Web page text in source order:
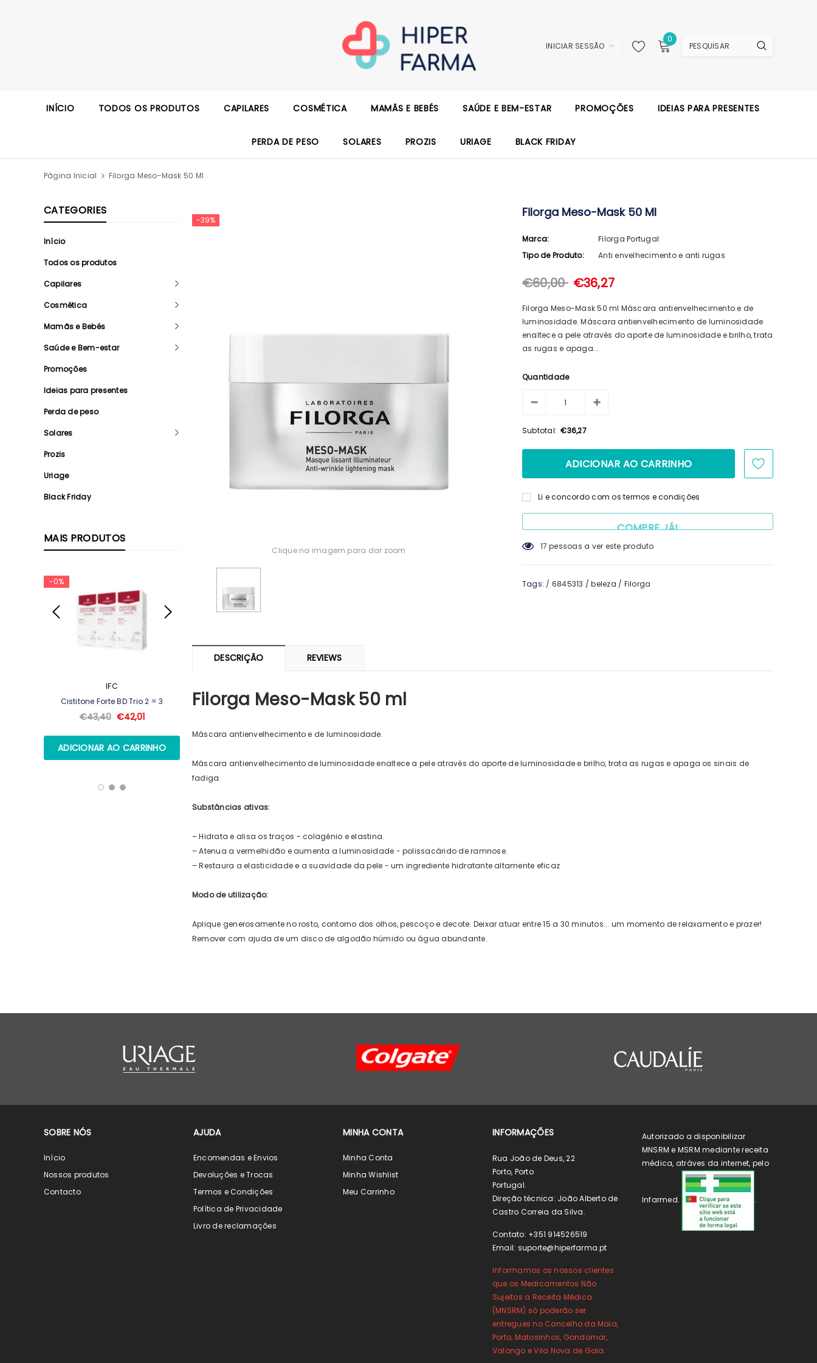
INICIAR SESSÃO
0
INÍCIO TODOS OS PRODUTOS CAPILARES COSMÉTICA MAMÃS E BEBÉS SAÚDE E BEM-ESTAR PROMOÇÕES IDEIAS PARA PRESENTES
PERDA DE PESO SOLARES PROZIS URIAGE BLACK FRIDAY
Página Inicial Filorga Meso-Mask 50 Ml
CATEGORIES
Início
Todos os produtos
Capilares
Cosmética
Mamãs e Bebés
Saúde e Bem-estar
Promoções
Ideias para presentes
Perda de peso
Solares
Prozis
Uriage
Black Friday
MAIS PRODUTOS
-0%
IFC
Cistitone Forte BD Trio 2 = 3
€43,40 €42,01
Arkopharma Stop Piolhos Loção
€15,69
SVR Spirial Deo Duche 400Ml +
-0%
-39%
Clique na imagem para dar zoom
Filorga Meso-Mask 50 Ml
Marca:
Filorga Portugal
Tipo de Produto:
Anti envelhecimento e anti rugas
€60,00 €36,27
Filorga Meso-Mask 50 ml Máscara antienvelhecimento e de
luminosidade. Máscara antienvelhecimento de luminosidade
enaltece a pele através do aporte de luminosidade e brilho, trata
as rugas e apaga...
Quantidade
Subtotal: €36,27
Li e concordo com os termos e condições
COMPRE JÁ!
17 pessoas a ver este produto
Tags: / 6845313 / beleza / Filorga
DESCRIÇÃO REVIEWS
Filorga Meso-Mask 50 ml
Máscara antienvelhecimento e de luminosidade.
Máscara antienvelhecimento de luminosidade enaltece a pele através do aporte de luminosidade e brilho, trata as rugas e apaga os sinais de
fadiga.
Substâncias ativas:
– Hidrata e alisa os traços - colagénio e elastina.
– Atenua a vermelhidão e aumenta a luminosidade - polissacárido de ramnose.
– Restaura a elasticidade e a suavidade da pele - um ingrediente hidratante altamente eficaz
Modo de utilização:
Aplique generosamente no rosto, contorno dos olhos, pescoço e decote. Deixar atuar entre 15 a 30 minutos... um momento de relaxamento e prazer!
Remover com ajuda de um disco de algodão húmido ou água abundante.
SOBRE NÓS
Início
Nossos produtos
Contacto
AJUDA
Encomendas e Envios
Devoluções e Trocas
Termos e Condições
Política de Privacidade
Livro de reclamações
MINHA CONTA
Minha Conta
Minha Wishlist
Meu Carrinho
INFORMAÇÕES
Rua João de Deus, 22
Porto, Porto
Portugal.
Direção técnica: João Alberto de
Castro Correia da Silva.
Contato: +351 914526519
Email: suporte@hiperfarma.pt
Informamos os nossos clientes
que os Medicamentos Não
Sujeitos a Receita Médica
(MNSRM) só poderão ser
entregues no Concelho da Maia,
Porto, Matosinhos, Gondomar,
Valongo e Vila Nova de Gaia.
Autorizado a disponibilizar
MNSRM e MSRM mediante receita
médica, atráves da internet, pelo
Infarmed. .